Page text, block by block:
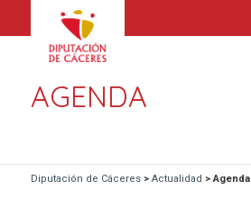
AGENDA
Diputación de Cáceres> Actualidad >Agenda